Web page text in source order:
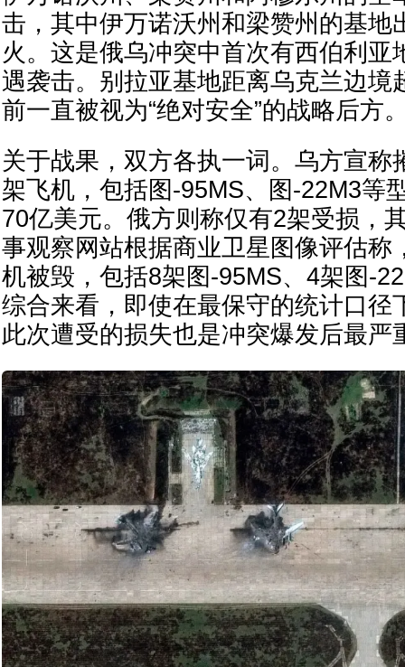
击，其中伊万诺沃州和梁赞州的基地
火。这是俄乌冲突中首次有西伯利亚
遇袭击。别拉亚基地距离乌克兰边境
前一直被视为“绝对安全”的战略后方
关于战果，双方各执一词。乌方宣称
架飞机，包括图-95MS、图-22M3等
70亿美元。俄方则称仅有2架受损，
事观察网站根据商业卫星图像评估称
机被毁，包括8架图-95MS、4架图-
综合来看，即使在最保守的统计口径
此次遭受的损失也是冲突爆发后最严